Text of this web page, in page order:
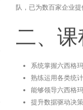
队，已为数百家企业
二、
系统掌握六西格
熟练运用各类统
能够领导六西格
提升数据驱动决